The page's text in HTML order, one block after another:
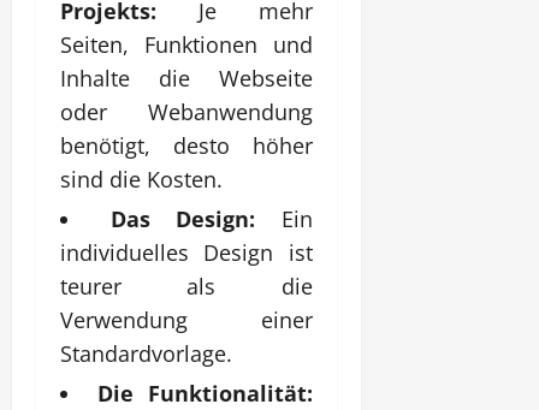
Projekts: Je mehr
Seiten, Funktionen und
Inhalte die Webseite
oder Webanwendung
benötigt, desto höher
sind die Kosten.
Das Design: Ein
individuelles Design ist
teurer als die
Verwendung einer
Standardvorlage.
Die Funktionalität: